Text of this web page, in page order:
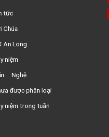
tức
Chúa
An Long
niệm
– Nghệ
được phân loại
niệm trong tuần